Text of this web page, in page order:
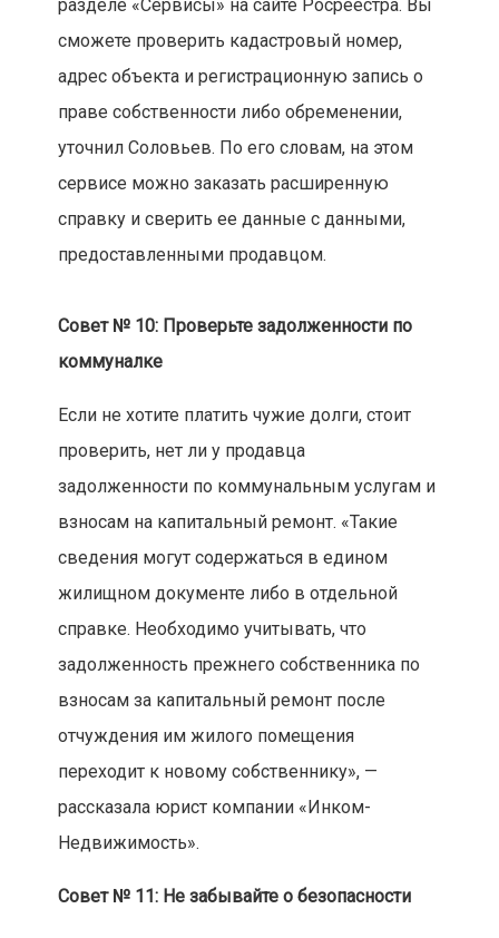
разделе «Сервисы» на сайте Росреестра. Вы
сможете проверить кадастровый номер,
адрес объекта и регистрационную запись о
праве собственности либо обременении,
уточнил Соловьев. По его словам, на этом
сервисе можно заказать расширенную
справку и сверить ее данные с данными,
предоставленными продавцом.
Совет № 10: Проверьте задолженности по
коммуналке
Если не хотите платить чужие долги, стоит
проверить, нет ли у продавца
задолженности по коммунальным услугам и
взносам на капитальный ремонт. «Такие
сведения могут содержаться в едином
жилищном документе либо в отдельной
справке. Необходимо учитывать, что
задолженность прежнего собственника по
взносам за капитальный ремонт после
отчуждения им жилого помещения
переходит к новому собственнику», —
рассказала юрист компании «Инком-
Недвижимость».
Совет № 11: Не забывайте о безопасности